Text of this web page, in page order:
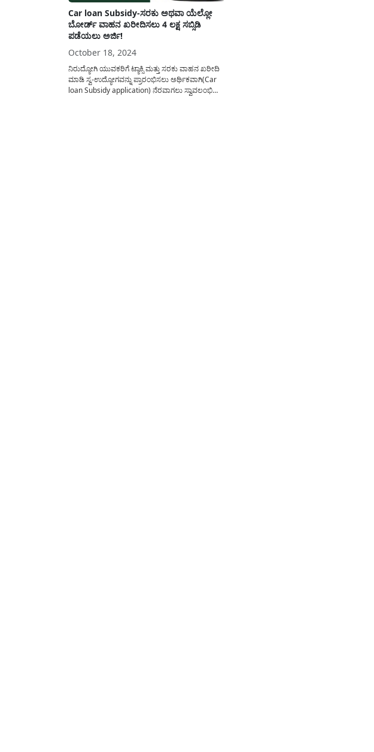
Car loan Subsidy-ಸರಕು ಅಥವಾ ಯೆಲ್ಲೋ
ಬೋರ್ಡ್ ವಾಹನ ಖರೀದಿಸಲು 4 ಲಕ್ಷ ಸಬ್ಸಿಡಿ
ಪಡೆಯಲು ಅರ್ಜಿ!
October 18, 2024
ನಿರುದ್ಯೋಗಿ ಯುವಕರಿಗೆ ಟ್ಯಾಕ್ಸಿ ಮತ್ತು ಸರಕು ವಾಹನ ಖರೀದಿ
ಮಾಡಿ ಸ್ವ-ಉದ್ಯೋಗವನ್ನು ಪ್ರಾರಂಭಿಸಲು ಅರ್ಥಿಕವಾಗಿ(Car
loan Subsidy application) ನೆರವಾಗಲು ಸ್ವಾವಲಂಭಿ